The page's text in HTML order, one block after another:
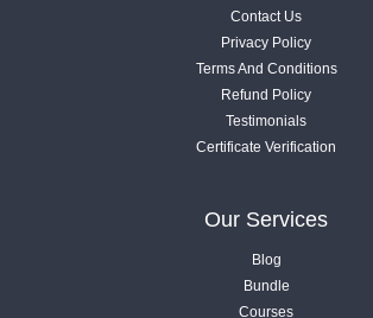
Contact Us
Privacy Policy
Terms And Conditions
Refund Policy
Testimonials
Certificate Verification
Our Services
Blog
Bundle
Courses